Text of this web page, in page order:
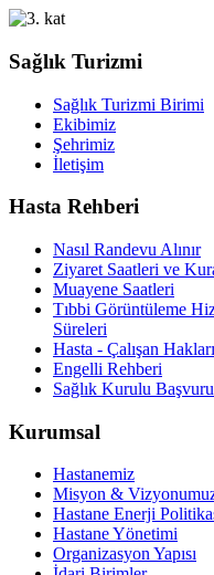
Sağlık Turizmi
Sağlık Turizmi Birimi
Ekibimiz
Şehrimiz
İletişim
Hasta Rehberi
Nasıl Randevu Alınır
Ziyaret Saatleri ve
Muayene Saatleri
Tıbbi Görüntüleme
Süreleri
Hasta - Çalışan
Engelli Rehberi
Sağlık Kurulu
Kurumsal
Hastanemiz
Misyon &
Hastane Enerji
Hastane Yönetimi
Organizasyon Yapısı